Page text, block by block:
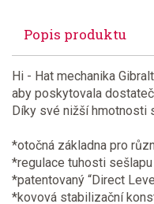
Popis produktu
Hi - Hat mechanika
aby poskytovala
Díky své nižší hmotnosti
*otočná základna pro
*regulace tuhosti sešlapu
*patentovaný “Direct
*kovová stabilizační